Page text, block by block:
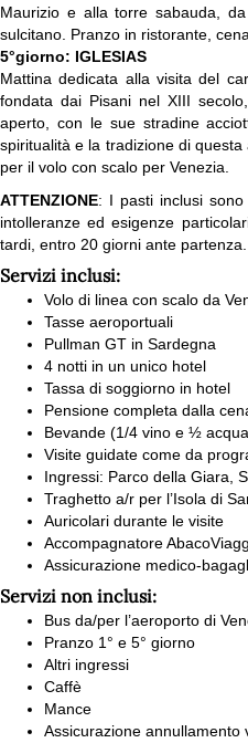
Maurizio e alla torre sabauda,
sulcitano. Pranzo in ristorante,
5°giorno: IGLESIAS
Mattina dedicata alla visita del
fondata dai Pisani nel XIII
aperto, con le sue stradine
spiritualità e la tradizione di
per il volo con scalo per Venezia.
ATTENZIONE: I pasti inclusi
intolleranze ed esigenze
tardi, entro 20 giorni ante
Servizi inclusi:
Volo di linea con scalo da
Tasse aeroportuali
Pullman GT in Sardegna
4 notti in un unico hotel
Tassa di soggiorno in hotel
Pensione completa dalla
Bevande (1/4 vino e ½
Visite guidate come da
Ingressi: Parco della Giara,
Traghetto a/r per l’Isola di
Auricolari durante le visite
Accompagnatore
Assicurazione medico-
Servizi non inclusi:
Bus da/per l’aeroporto di
Pranzo 1° e 5° giorno
Altri ingressi
Caffè
Mance
Assicurazione annullamento